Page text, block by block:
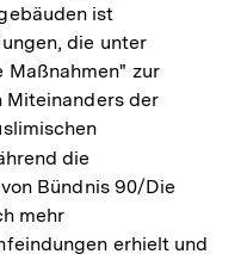
Auflösung
der
Fußnote
ist
die unter
zur
Miteinanders der
die
Bündnis 90/Die
mehr
erhielt und